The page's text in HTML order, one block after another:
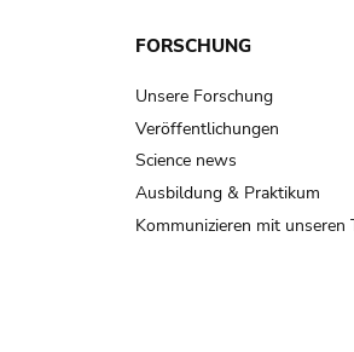
FORSCHUNG
Unsere Forschung
Veröffentlichungen
Science news
Ausbildung & Praktikum
Kommunizieren mit unseren